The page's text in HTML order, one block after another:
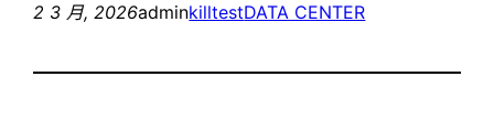
2 3 月, 2026adminkilltestDATA CENTER